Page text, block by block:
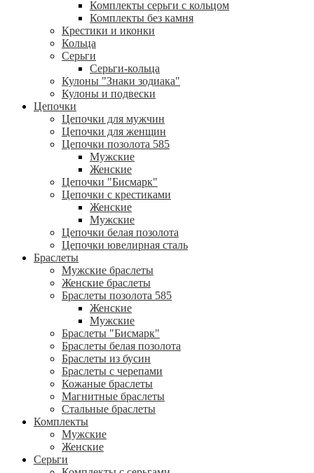
Комплекты серьги с кольцом
Комплекты без камня
Крестики и иконки
Кольца
Серьги
Серьги-кольца
Кулоны "Знаки зодиака"
Кулоны и подвески
Цепочки
Цепочки для мужчин
Цепочки для женщин
Цепочки позолота 585
Мужские
Женские
Цепочки "Бисмарк"
Цепочки с крестиками
Женские
Мужские
Цепочки белая позолота
Цепочки ювелирная сталь
Браслеты
Мужские браслеты
Женские браслеты
Браслеты позолота 585
Женские
Мужские
Браслеты "Бисмарк"
Браслеты белая позолота
Браслеты из бусин
Браслеты с черепами
Кожаные браслеты
Магнитные браслеты
Стальные браслеты
Комплекты
Мужские
Женские
Серьги